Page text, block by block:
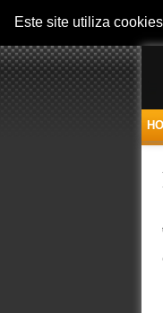
Este site utiliza